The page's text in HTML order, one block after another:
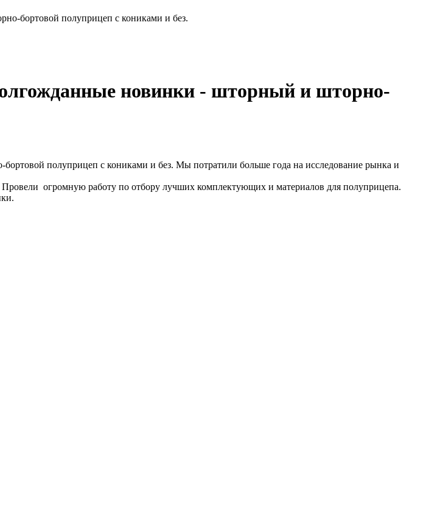
бортовой полуприцеп с кониками и без.
новинки - шторный и шторно-
Мы потратили больше года на исследование рынка и
огромную работу по отбору лучших комплектующих и материалов для полуприцепа.